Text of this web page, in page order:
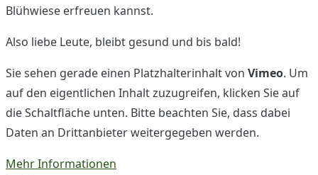
Blühwiese erfreuen kannst.
Also liebe Leute, bleibt gesund und bis bald!
Sie sehen gerade einen Platzhalterinhalt von Vimeo. Um
auf den eigentlichen Inhalt zuzugreifen, klicken Sie auf
die Schaltfläche unten. Bitte beachten Sie, dass dabei
Daten an Drittanbieter weitergegeben werden.
Mehr Informationen